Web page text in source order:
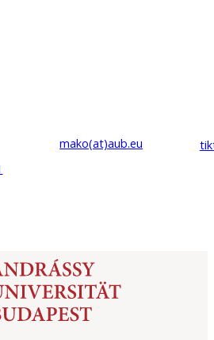
mako(at)aub.eu